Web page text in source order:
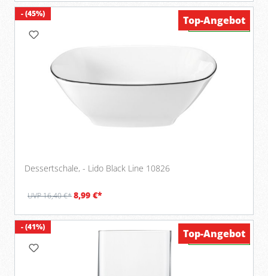
- (45%)
Dessertschale, - Lido Black Line 10826
UVP 16,40 €*8,99 €*
Verfügbar
Top-Angebot
- (41%)
Verfügbar
Top-Angebot